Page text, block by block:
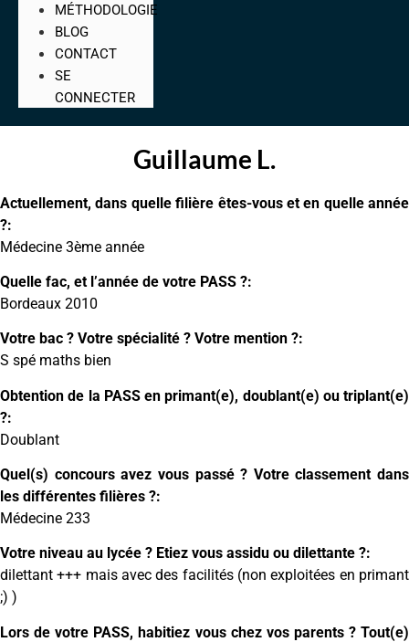
MÉTHODOLOGIE
BLOG
CONTACT
SE
CONNECTER
Guillaume L.
Actuellement, dans quelle filière êtes-vous et en quelle année
?:
Médecine 3ème année
Quelle fac, et l’année de votre PASS ?:
Bordeaux 2010
Votre bac ? Votre spécialité ? Votre mention ?:
S spé maths bien
Obtention de la PASS en primant(e), doublant(e) ou triplant(e)
?:
Doublant
Quel(s) concours avez vous passé ? Votre classement dans
les différentes filières ?:
Médecine 233
Votre niveau au lycée ? Etiez vous assidu ou dilettante ?:
dilettant +++ mais avec des facilités (non exploitées en primant
;) )
Lors de votre PASS, habitiez vous chez vos parents ? Tout(e)